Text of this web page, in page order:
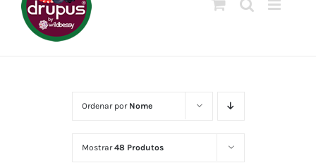
Ordenar por Nome
Mostrar48 Produtos